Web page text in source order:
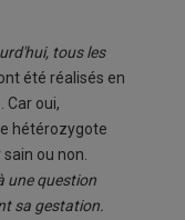
tous les
été réalisés en
Car oui,
hétérozygote
ou non.
une question
sa gestation.